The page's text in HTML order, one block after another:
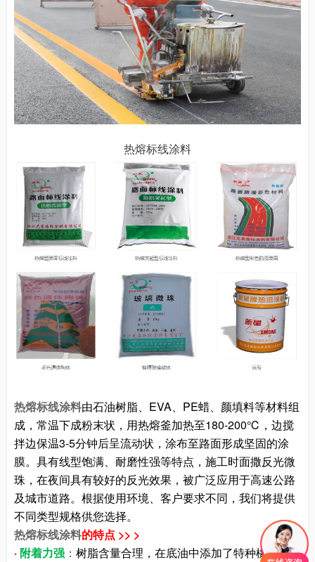
热熔标线涂料
热熔标线涂料由石油树脂、EVA、PE蜡、颜填料等材料组
成，常温下成粉末状，用热熔釜加热至180-200℃，边搅
拌边保温3-5分钟后呈流动状，涂布至路面形成坚固的涂
膜。具有线型饱满、耐磨性强等特点，施工时面撒反光微
珠，在夜间具有较好的反光效果，被广泛应用于高速公路
及城市道路。根据使用环境、客户要求不同，我们将提供
不同类型规格供您选择。
热熔标线涂料的特点 >> >
· 附着力强 ： 树脂含量合理，在底油中添加了特种橡胶弹性